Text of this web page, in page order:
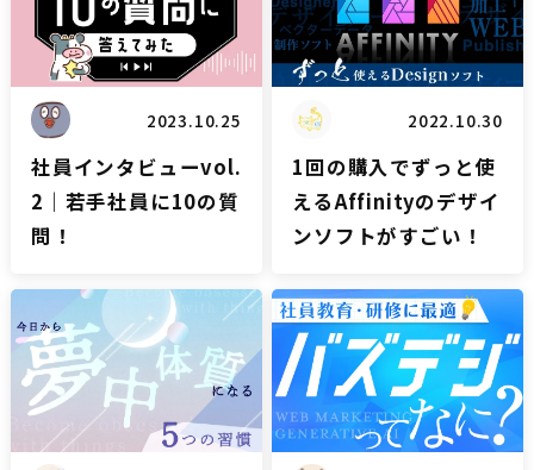
2023.10.25
社員インタビューvol.
2｜若手社員に10の質
問！
2022.10.30
1回の購入でずっと使
えるAffinityのデザイ
ンソフトがすごい！
雑談 雑談